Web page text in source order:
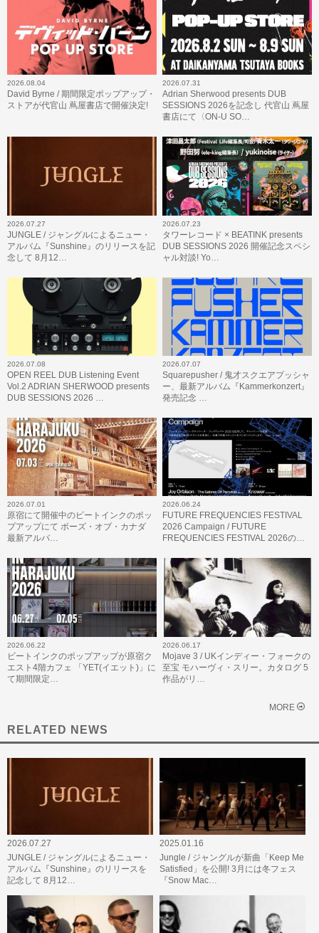
2026.08.04
David Byrne / 期間限定ポップアップ・
ストアが代官山 蔦屋書店で開催決定!
2026.07.31
Adrian Sherwood presents DUB
SESSIONS 2026を記念し 代官山 蔦屋
書店にて〈ON-U SO…
2026.07.27
JUNGLE / ジャングルによるニュー・
アルバム『Sunshine』のリリースを記
念して 8月12…
2026.07.23
タワーレコード × BEATINK presents
DUB SESSIONS 2026 開催記念スペシ
ャル対談! Yo…
2026.07.08
OPEN REEL DUB Listening Event
Vol.2 ADRIAN SHERWOOD presents
DUB SESSIONS 2026 …
2026.07.07
Squarepusher / 鬼才スクエアプッシャ
ー、最新アルバム『Kammerkonzert』
発売記念 …
2026.07.01
原宿にて開催中のビートインクのポッ
プアップにて ボーズ・オブ・カナダ
最新アルバ…
2026.06.24
FUTURE FREQUENCIES FESTIVAL
2026 Campaign / FUTURE
FREQUENCIES FESTIVAL 2026の…
2026.06.22
ビートインクのポップアップが原宿ク
エスト4階カフェ 「YET(イエット)」に
て期間限定…
2026.06.17
Mojave 3 / UKインディー・フォークの
至宝 モハーヴィ・スリー。カタログ 5
作品がリ…
MORE
RELATED NEWS
2026.07.27
JUNGLE / ジャングルによるニュー・
アルバム『Sunshine』のリリースを
記念して 8月12…
2025.01.16
Jungle / ジャングルが新曲「Keep Me
Satisfied」を公開! 3月には冬フェス
『Snow Mac…